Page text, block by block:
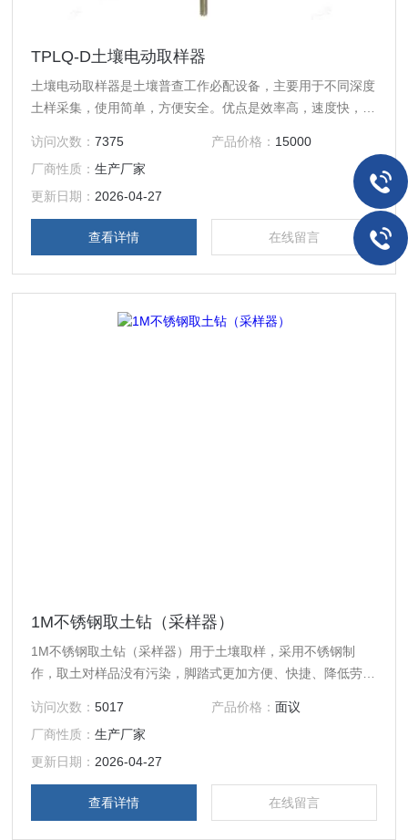
TPLQ-D土壤电动取样器
土壤电动取样器是土壤普查工作必配设备，主要用于不同深度
土样采集，使用简单，方便安全。优点是效率高，速度快，操
检测仪器之一！
访问次数：7375 产品价格： 15000
厂商性质：生产厂家
更新日期： 2026-04-27
查看详情 在线留言
1M不锈钢取土钻（采样器）
1M不锈钢取土钻（采样器）用于土壤取样，采用不锈钢制
作，取土对样品没有污染，脚踏式更加方便、快捷、降低劳动
每次可以取20CM的土壤样品。
访问次数：5017 产品价格： 面议
厂商性质：生产厂家
更新日期： 2026-04-27
查看详情 在线留言